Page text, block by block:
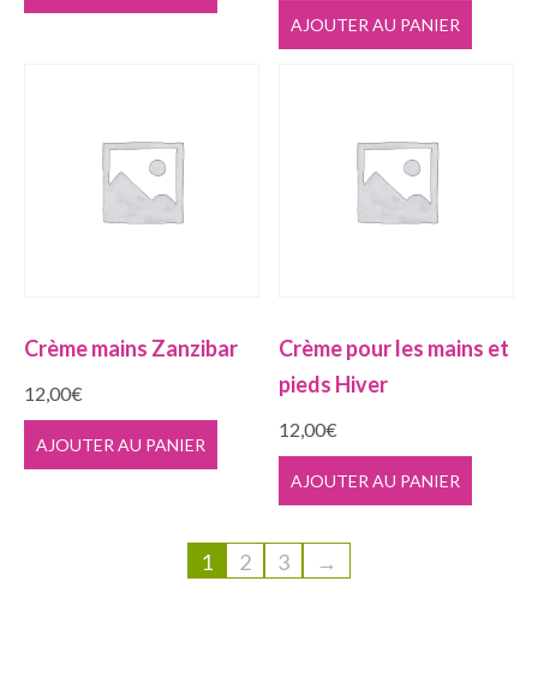
AJOUTER AU PANIER
Crème mains Zanzibar
12,00€
AJOUTER AU PANIER
Crème pour les mains et
pieds Hiver
12,00€
AJOUTER AU PANIER
1 2 3 →